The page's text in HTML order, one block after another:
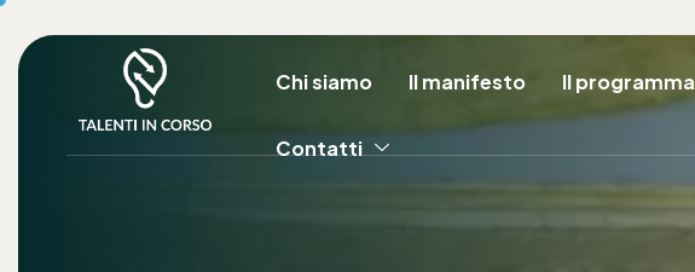
Chi siamo Il manifesto Il programma
Contatti